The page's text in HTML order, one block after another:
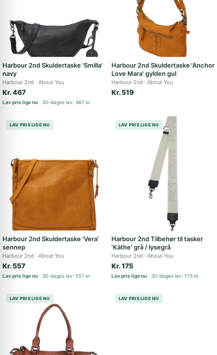
Harbour 2nd Skuldertaske 'Smilla'
navy
Harbour 2nd About You
Kr. 467
Lav pris lige nu 30-dages lav: 467 kr.
Harbour 2nd Skuldertaske 'Anchor
Love Mara' gylden gul
Harbour 2nd About You
Kr. 519
LAV PRIS LIGE NU
Harbour 2nd Skuldertaske 'Vera'
sennep
Harbour 2nd About You
Kr. 557
Lav pris lige nu 30-dages lav: 557 kr.
LAV PRIS LIGE NU
Harbour 2nd Tilbehør til tasker
'Käthe' grå / lysegrå
Harbour 2nd About You
Kr. 175
Lav pris lige nu 30-dages lav: 175 kr.
LAV PRIS LIGE NU LAV PRIS LIGE NU